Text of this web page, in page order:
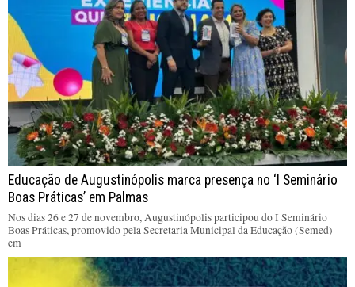
Educação de Augustinópolis marca presença no ‘I Seminário
Boas Práticas’ em Palmas
Nos dias 26 e 27 de novembro, Augustinópolis participou do I Seminário
Boas Práticas, promovido pela Secretaria Municipal da Educação (Semed)
em